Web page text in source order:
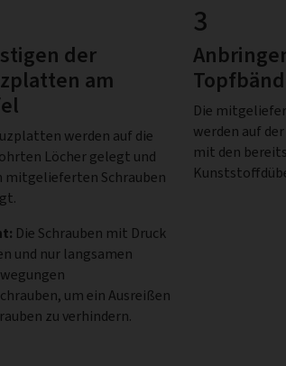
der
am
werden auf die
Löcher gelegt und
mitgelieferten Schrauben
Die Schrauben mit Druck
und nur langsamen
um ein Ausreißen
zu verhindern.
3
Die
werden auf
mit den